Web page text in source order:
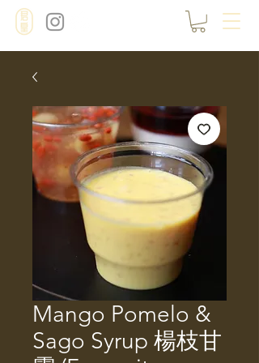
Mango Pomelo &
Sago Syrup 楊枝甘